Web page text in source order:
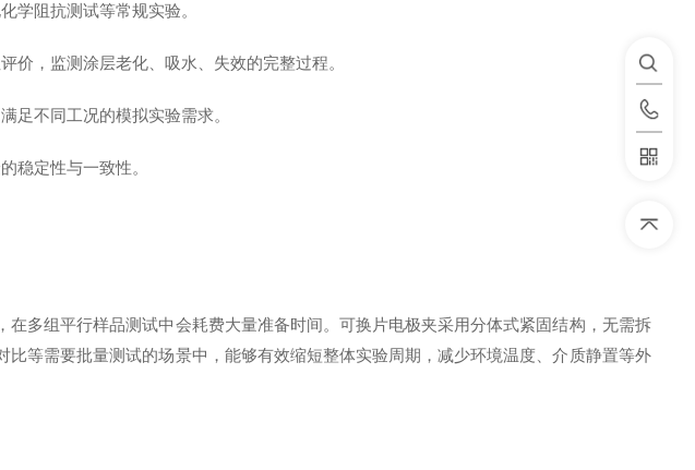
学阻抗测试等常规实验。
价，监测涂层老化、吸水、失效的完整过程。
足不同工况的模拟实验需求。
稳定性与一致性。
多组平行样品测试中会耗费大量准备时间。可换片电极夹采用分体式紧固结构，无需拆
等需要批量测试的场景中，能够有效缩短整体实验周期，减少环境温度、介质静置等外